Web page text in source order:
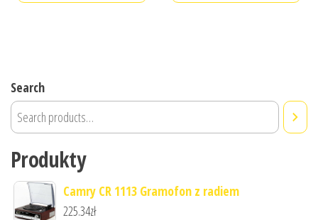
Search
Produkty
Camry CR 1113 Gramofon z radiem
225.34zł